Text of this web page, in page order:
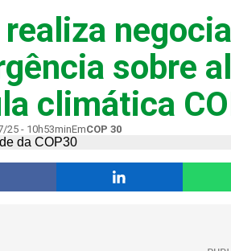
realiza
sobre
climática
25 - 10h53minEmCOP 30